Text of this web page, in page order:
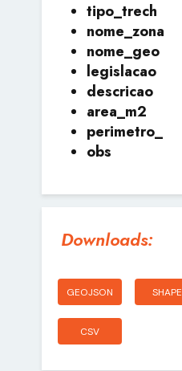
tipo_trech
nome_zona
nome_geo
legislacao
descricao
area_m2
perimetro_
obs
Downloads:
GEOJSON SHAPE
CSV